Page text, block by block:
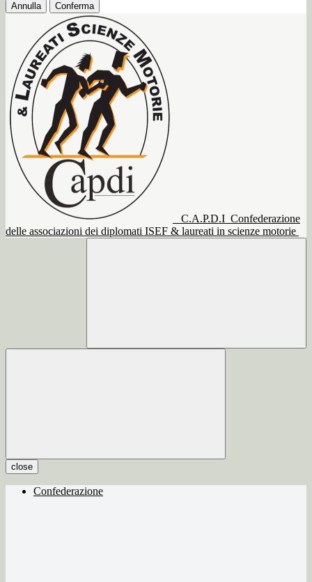
Annulla Conferma
C.A.P.D.I Confederazione
delle associazioni dei diplomati ISEF & laureati in scienze motorie
close
Confederazione